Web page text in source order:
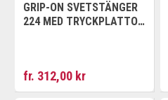
GRIP-ON SVETSTÄNGER
224 MED TRYCKPLATTOR
fr. 312,00 kr